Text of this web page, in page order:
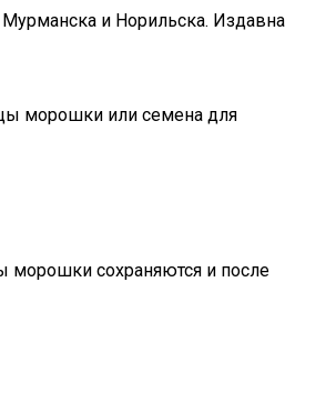
и Норильска. Издавна
морошки или семена для
морошки сохраняются и после